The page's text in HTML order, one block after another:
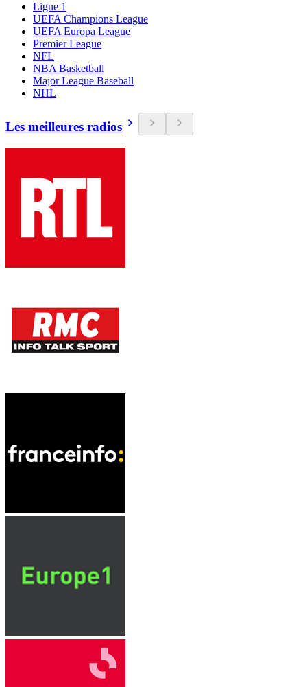
Ligue 1
UEFA Champions League
UEFA Europa League
Premier League
NFL
NBA Basketball
Major League Baseball
NHL
Les meilleures radios